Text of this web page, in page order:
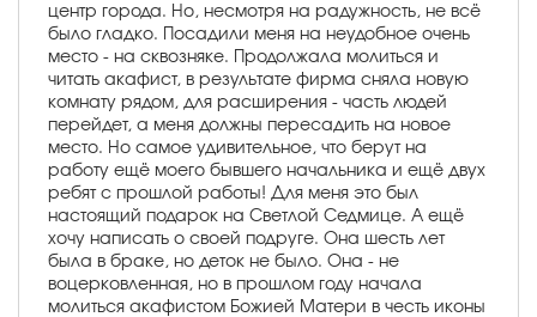
центр города. Но, несмотря на радужность, не всё
было гладко. Посадили меня на неудобное очень
место - на сквозняке. Продолжала молиться и
читать акафист, в результате фирма сняла новую
комнату рядом, для расширения - часть людей
перейдет, а меня должны пересадить на новое
место. Но самое удивительное, что берут на
работу ещё моего бывшего начальника и ещё двух
ребят с прошлой работы! Для меня это был
настоящий подарок на Светлой Седмице. А ещё
хочу написать о своей подруге. Она шесть лет
была в браке, но деток не было. Она - не
воцерковленная, но в прошлом году начала
молиться акафистом Божией Матери в честь иконы